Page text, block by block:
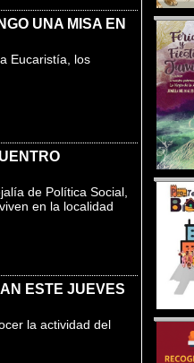
UNA MISA EN
Eucaristía, los
de Política Social,
en la localidad
ESTE JUEVES
la actividad del